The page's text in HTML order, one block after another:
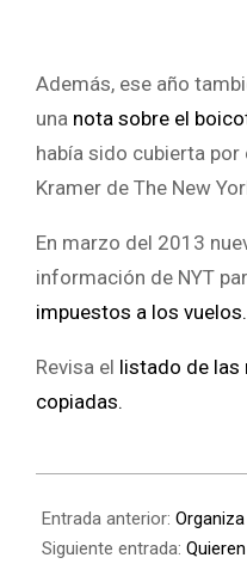
Además, ese año
una nota sobre el
había sido cubierta por
Kramer de The New
En marzo del 2013
información de NYT
impuestos a los vuelos.
Revisa el listado de las
copiadas.
Entrada anterior:
Siguiente entrada: